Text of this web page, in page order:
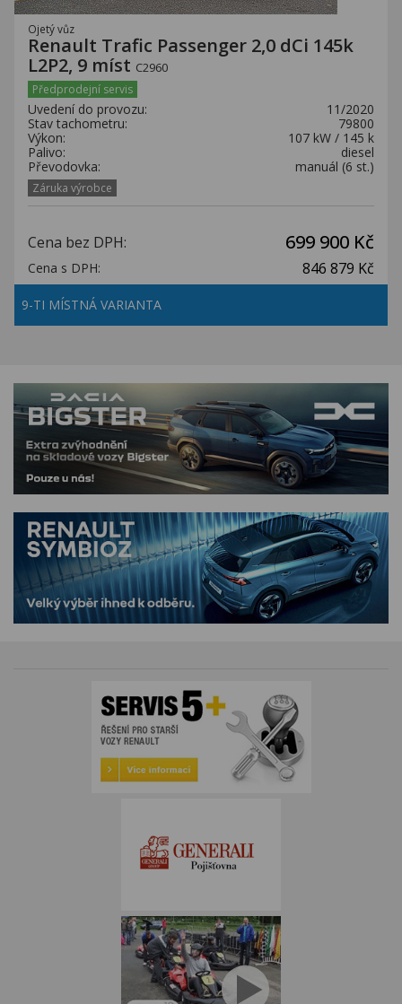
Ojetý vůz
Renault Trafic Passenger 2,0 dCi 145k
L2P2, 9 míst C2960
Předprodejní servis
Uvedení do provozu:
11/2020
Stav tachometru:
79800
Výkon:
107 kW / 145 k
Palivo:
diesel
Převodovka:
manuál (6 st.)
Záruka výrobce
Cena bez DPH: 699 900 Kč
Cena s DPH: 846 879 Kč
9-TI MÍSTNÁ VARIANTA